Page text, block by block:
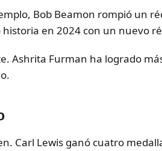
Bob Beamon rompió un
en 2024 con un nuevo
Ashrita Furman ha logrado
Carl Lewis ganó cuatro